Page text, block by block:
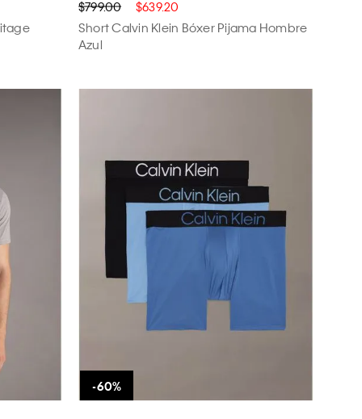
$799.00 $639.20
Short Calvin Klein Bóxer Pijama Hombre
Azul